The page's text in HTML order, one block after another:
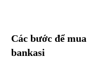
Các bước để
bankasi